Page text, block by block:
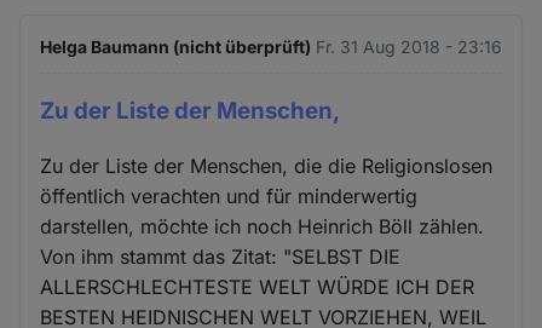
Helga Baumann (nicht überprüft) Fr. 31 Aug 2018 - 23:16
Zu der Liste der Menschen,
Zu der Liste der Menschen, die die Religionslosen
öffentlich verachten und für minderwertig
darstellen, möchte ich noch Heinrich Böll zählen.
Von ihm stammt das Zitat: "SELBST DIE
ALLERSCHLECHTESTE WELT WÜRDE ICH DER
BESTEN HEIDNISCHEN WELT VORZIEHEN, WEIL